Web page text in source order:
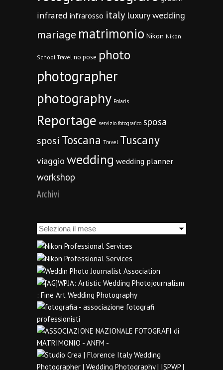
infrared infrarosso italy luxury wedding
mariage matrimonio Nikon Nikon
School Travel no pose photo
photographer
photography Polaris
Reportage servizio fotografico sposa
sposi Toscana Travel Tuscany
viaggio wedding wedding planner
workshop
Archivi
Archivi